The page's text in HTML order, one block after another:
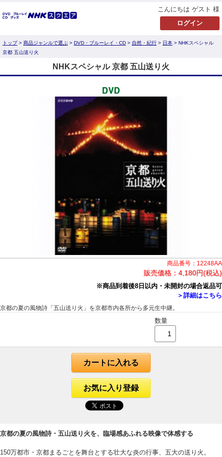
こんにちは ゲスト 様
トップ> 商品ジャンルで選ぶ > DVD・ブルーレイ・CD > 自然・紀行 > 日本 > NHKスペシャル
京都 五山送り火
NHKスペシャル 京都 五山送り火
商品番号：12248AA
販売価格： 4,180円(税込)
※商品到着後8日以内・未開封の場合返品可
＞詳細はこちら
京都の夏の風物詩「五山送り火」を京都市内各所から多元生中継。
数量
カートに入れる
お気に入り登録
京都の夏の風物詩・五山送り火を、臨場感あふれる映像で体感する
150万都市・京都まるごとを舞台とする壮大な炎の行事、五大の送り火。